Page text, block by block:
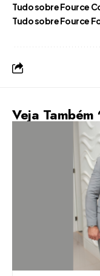
Tudo sobre Fource
Tudo sobre Fource
Veja